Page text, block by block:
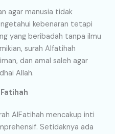
agar manusia tidak
kebenaran tetapi
yang beribadah tanpa ilmu
surah Alfatihah
dan amal saleh agar
Allah.
AlFatihah mencakup inti
Setidaknya ada